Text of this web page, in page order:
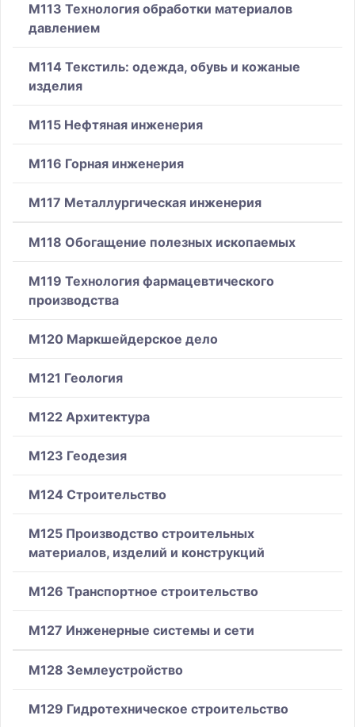
M113 Технология обработки материалов
давлением
M114 Текстиль: одежда, обувь и кожаные
изделия
M115 Нефтяная инженерия
M116 Горная инженерия
M117 Металлургическая инженерия
M118 Обогащение полезных ископаемых
M119 Технология фармацевтического
производства
M120 Маркшейдерское дело
M121 Геология
M122 Архитектура
M123 Геодезия
M124 Строительство
M125 Производство строительных
материалов, изделий и конструкций
M126 Транспортное строительство
M127 Инженерные системы и сети
M128 Землеустройство
M129 Гидротехническое строительство